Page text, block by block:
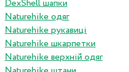
DexShell шапки
Naturehike одяг
Naturehike рукавиці
Naturehike шкарпетки
Naturehike верхній одяг